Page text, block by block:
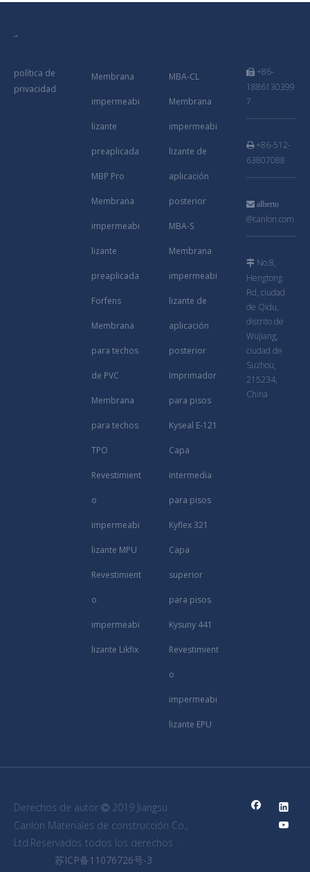
política de
privacidad
Membrana
impermeabi
lizante
preaplicada
MBP Pro
Membrana
impermeabi
lizante
preaplicada
Forfens
Membrana
para techos
de PVC
Membrana
para techos
TPO
Revestimient
o
impermeabi
lizante MPU
Revestimient
o
impermeabi
lizante Likfix
MBA-CL
Membrana
impermeabi
lizante de
aplicación
posterior
MBA-S
Membrana
impermeabi
lizante de
aplicación
posterior
Imprimador
para pisos
Kyseal E-121
Capa
intermedia
para pisos
Kyflex 321
Capa
superior
para pisos
Kysuny 441
Revestimient
o
impermeabi
lizante EPU
 +86-
1886130399
7
+86-512-
63807088
 alberto
@canlon.com
 No.8,
Hengtong
Rd, ciudad
de Qidu,
distrito de
Wujiang,
ciudad de
Suzhou,
215234,
China
Derechos de autor  2019 Jiangsu
Canlon Materiales de construcción Co.,
Ltd.Reservados todos los derechos .
苏ICP备11076726号-3